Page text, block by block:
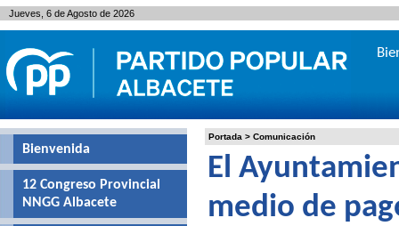
Portada > Comunicación
El
medio de
Bienvenida
12 Congreso Provincial
NNGG Albacete
Jueves, 6 de Agosto de 2026